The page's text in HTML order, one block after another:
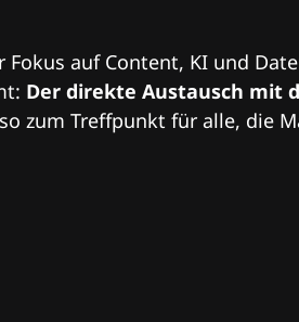
Fokus auf Content, KI und
Der direkte Austausch mit
zum Treffpunkt für alle, die